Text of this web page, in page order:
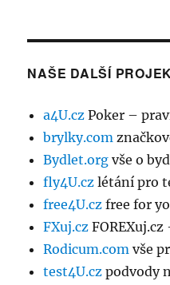
NAŠE DALŠÍ
a4U.cz Poker –
brylky.com
Bydlet.org vše o
fly4U.cz létání pro
free4U.cz free for
FXuj.cz
Rodicum.com vše
test4U.cz podvody